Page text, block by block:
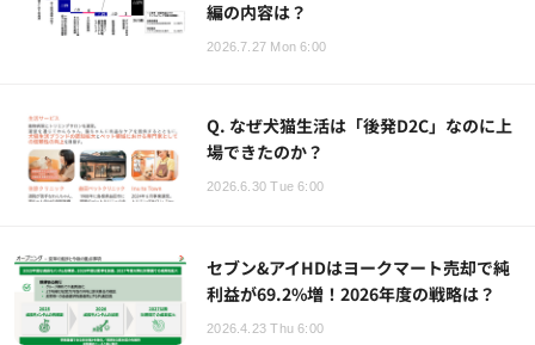
編の内容は？
2026.7.27 Mon 6:00
Q. なぜ犬猫生活は「後発D2C」なのに上
場できたのか？
2026.6.30 Tue 6:00
セブン&アイHDはヨークマート売却で純
利益が69.2%増！2026年度の戦略は？
2026.4.23 Thu 6:00